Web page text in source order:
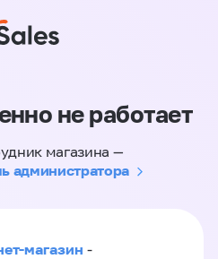
не работает
магазина —
администратора
магазин -